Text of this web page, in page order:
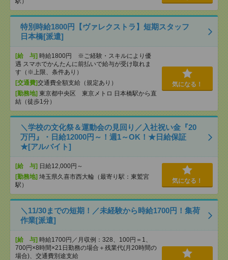
特別時給1800円【ヴァレクストラ】短期スタッフ
日本橋[派遣]
[給 与] 時給1800円 ※ご経験・スキルにより優
遇 スマホでかんたんに前払いで給与が受け取れま
す（※上限、条件あり）
[交通費]交通費全額支給（規定あり）
[勤務地] 東京都中央区 東京メトロ 日本橋駅から直
結（徒歩1分）
気になる！
＼学校の文化祭＆運動会の見回り／入社祝い金『20
万円』・日給12000円～！週1～OK！★日給保証
★[アルバイト]
[給 与] 日給12,000円～
[勤務地] 埼玉県久喜市西大輪（最寄り駅：東鷲宮
駅）
気になる！
＼11/30までの短期！／未経験から時給1700円！集荷
作業[派遣]
[給 与] 時給1700円／月収例：328、100円＝1、
700円×8時間×21日勤務の場合＋残業代(月20時間の
場合)、交通費別途支給